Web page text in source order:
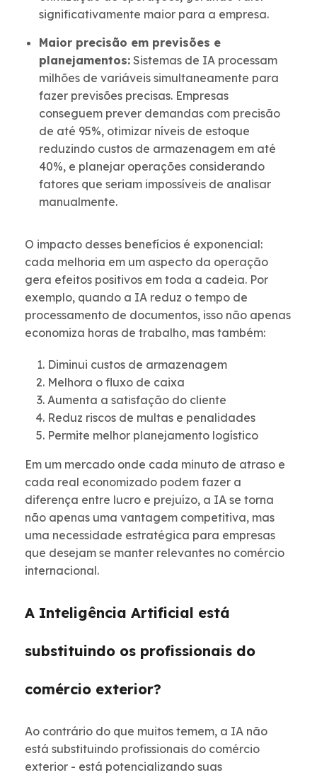
significativamente maior para a empresa.
Maior precisão em previsões e
planejamentos: Sistemas de IA processam
milhões de variáveis simultaneamente para
fazer previsões precisas. Empresas
conseguem prever demandas com precisão
de até 95%, otimizar níveis de estoque
reduzindo custos de armazenagem em até
40%, e planejar operações considerando
fatores que seriam impossíveis de analisar
manualmente.
O impacto desses benefícios é exponencial:
cada melhoria em um aspecto da operação
gera efeitos positivos em toda a cadeia. Por
exemplo, quando a IA reduz o tempo de
processamento de documentos, isso não apenas
economiza horas de trabalho, mas também:
Diminui custos de armazenagem
Melhora o fluxo de caixa
Aumenta a satisfação do cliente
Reduz riscos de multas e penalidades
Permite melhor planejamento logístico
Em um mercado onde cada minuto de atraso e
cada real economizado podem fazer a
diferença entre lucro e prejuízo, a IA se torna
não apenas uma vantagem competitiva, mas
uma necessidade estratégica para empresas
que desejam se manter relevantes no comércio
internacional.
A Inteligência Artificial está
substituindo os profissionais do
comércio exterior?
Ao contrário do que muitos temem, a IA não
está substituindo profissionais do comércio
exterior - está potencializando suas